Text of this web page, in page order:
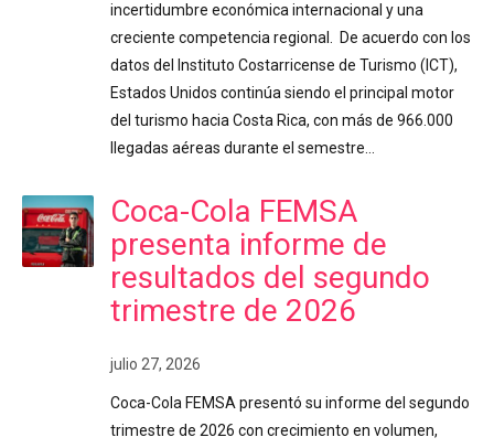
incertidumbre económica internacional y una
creciente competencia regional. De acuerdo con los
datos del Instituto Costarricense de Turismo (ICT),
Estados Unidos continúa siendo el principal motor
del turismo hacia Costa Rica, con más de 966.000
llegadas aéreas durante el semestre…
Coca-Cola FEMSA
presenta informe de
resultados del segundo
trimestre de 2026
julio 27, 2026
Coca-Cola FEMSA presentó su informe del segundo
trimestre de 2026 con crecimiento en volumen,